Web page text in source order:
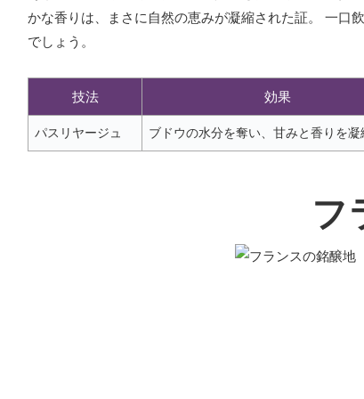
かな香りは、まさに自然の恵みが凝縮された証。 一口
でしょう。
技法 効果
パスリヤージュ ブドウの水分を奪い、甘みと香りを凝
フ